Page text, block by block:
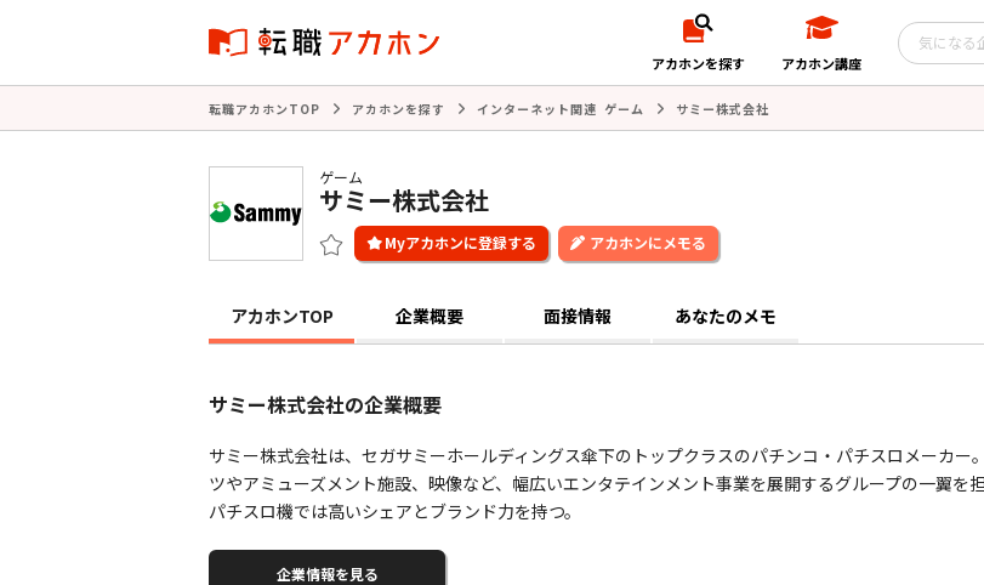
アカホンを探す アカホン講座
転職アカホンTOP アカホンを探す インターネット関連 ゲーム サミー株式会社
ゲーム
サミー株式会社
アカホンにメモる
アカホンTOP 企業概要 面接情報 あなたのメモ
サミー株式会社の企業概要
サミー株式会社は、セガサミーホールディングス傘下のトップクラスのパチンコ・パチスロメーカー
ツやアミューズメント施設、映像など、幅広いエンタテインメント事業を展開するグループの一翼を
パチスロ機では高いシェアとブランド力を持つ。
企業情報を見る